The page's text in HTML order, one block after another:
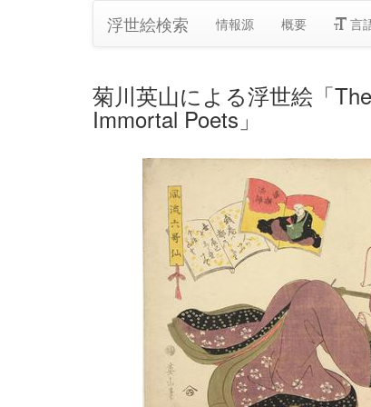
浮世絵検索 情報源 概要 言
菊川英山による浮世絵「
Immortal Poets」